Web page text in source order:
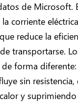
de Microsoft.
corriente
reduce la
transportarse.
forma
sin
y